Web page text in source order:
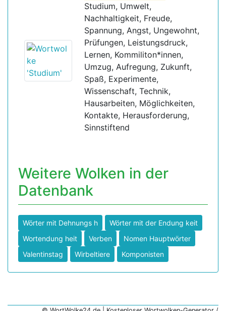
Studium, Umwelt,
Nachhaltigkeit, Freude,
Spannung, Angst, Ungewohnt,
Prüfungen, Leistungsdruck,
Lernen, Kommiliton*innen,
Umzug, Aufregung, Zukunft,
Spaß, Experimente,
Wissenschaft, Technik,
Hausarbeiten, Möglichkeiten,
Kontakte, Herausforderung,
Sinnstiftend
Weitere Wolken in der
Datenbank
Wörter mit Dehnungs h
Wörter mit der Endung keit
Wortendung heit
Verben
Nomen Hauptwörter
Valentinstag
Wirbeltiere Komponisten